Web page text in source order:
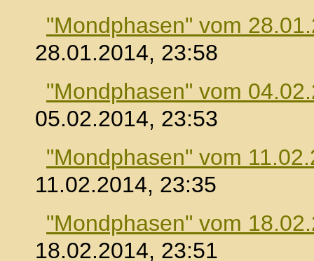
"Mondphasen" vom
28.01.2014, 23:58
"Mondphasen" vom
05.02.2014, 23:53
"Mondphasen" vom
11.02.2014, 23:35
"Mondphasen" vom
18.02.2014, 23:51